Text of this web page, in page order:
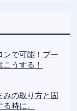
ンで可能！プー
うする！
みの取り方と固
時に。